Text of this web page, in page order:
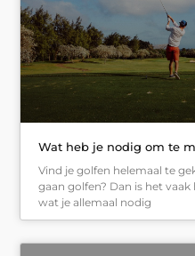
Wat heb je nodig om te
Vind je golfen helemaal te
gaan golfen? Dan is het
wat je allemaal nodig